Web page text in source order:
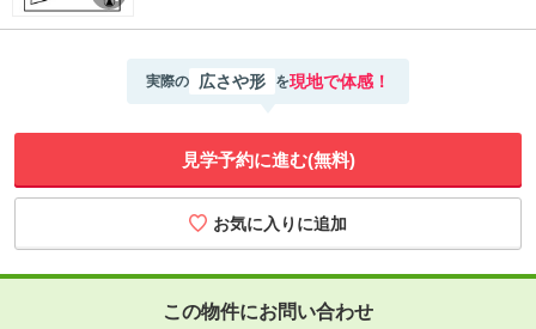
実際の 広さや形 を現地で体感！
見学予約に進む(無料)
この物件にお問い合わせ